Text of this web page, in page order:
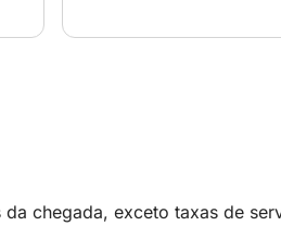
chegada, exceto taxas de